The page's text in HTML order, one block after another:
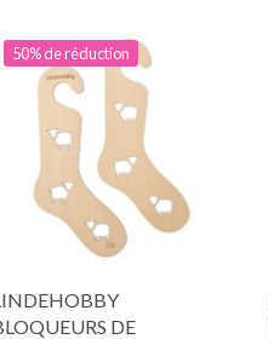
50% de réduction
DE